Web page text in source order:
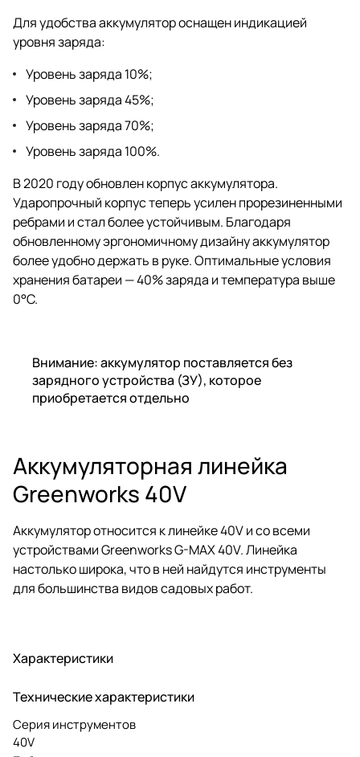
Для удобства аккумулятор оснащен индикацией
уровня заряда:
Уровень заряда 10%;
Уровень заряда 45%;
Уровень заряда 70%;
Уровень заряда 100%.
В 2020 году обновлен корпус аккумулятора.
Ударопрочный корпус теперь усилен прорезиненными
ребрами и стал более устойчивым. Благодаря
обновленному эргономичному дизайну аккумулятор
более удобно держать в руке. Оптимальные условия
хранения батареи — 40% заряда и температура выше
0°С.
Внимание: аккумулятор поставляется без
зарядного устройства (ЗУ), которое
приобретается отдельно
Аккумуляторная линейка
Greenworks 40V
Аккумулятор относится к линейке 40V и со всеми
устройствами Greenworks G-MAX 40V. Линейка
настолько широка, что в ней найдутся инструменты
для большинства видов садовых работ.
Характеристики
Технические характеристики
Серия инструментов
40V